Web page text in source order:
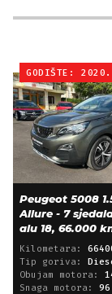
GODIŠTE: 2020.
Peugeot 5008
Allure - 7
alu 18, 66.000
Kilometara:
Tip goriva:
Obujam motora:
Snaga motora: 96